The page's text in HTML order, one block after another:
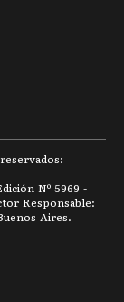
Nº 5969 -
Responsable:
Aires.